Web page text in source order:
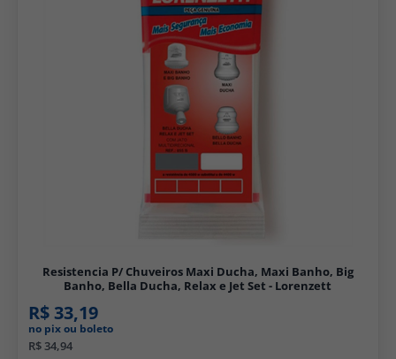
Resistencia P/ Chuveiros Maxi Ducha, Maxi Banho, Big
Banho, Bella Ducha, Relax e Jet Set - Lorenzett
R$ 33,19
no pix ou boleto
R$ 34,94